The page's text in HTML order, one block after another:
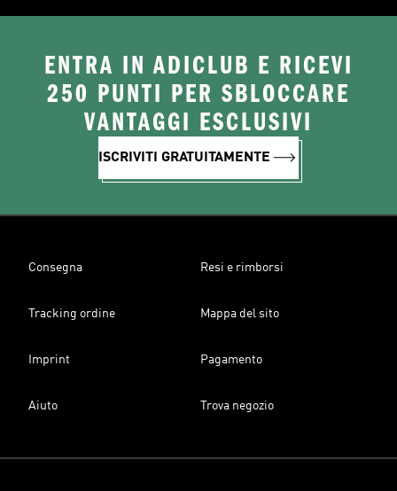
ENTRA IN ADICLUB E RICEVI
250 PUNTI PER SBLOCCARE
VANTAGGI ESCLUSIVI
ISCRIVITI GRATUITAMENTE
Consegna Resi e rimborsi
Tracking ordine Mappa del sito
Imprint Pagamento
Aiuto Trova negozio